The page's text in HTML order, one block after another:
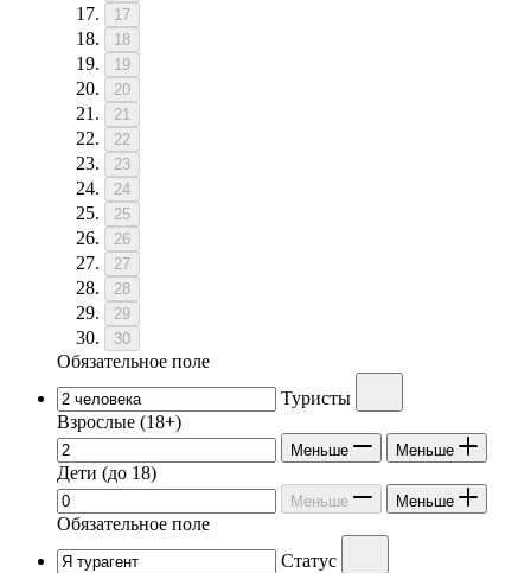
17
18
19
20
21
22
23
24
25
26
27
28
29
30
Обязательное поле
Туристы
Взрослые (18+)
Меньше Меньше
Дети (до 18)
Меньше Меньше
Обязательное поле
Статус